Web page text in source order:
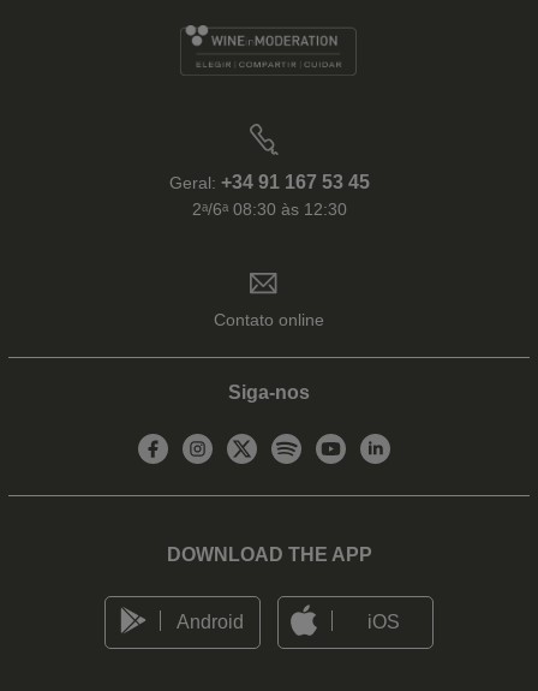
Geral: +34 91 167 53 45
2ᵃ/6ᵃ 08:30 às 12:30
Contato online
Siga-nos
DOWNLOAD THE APP
Android iOS